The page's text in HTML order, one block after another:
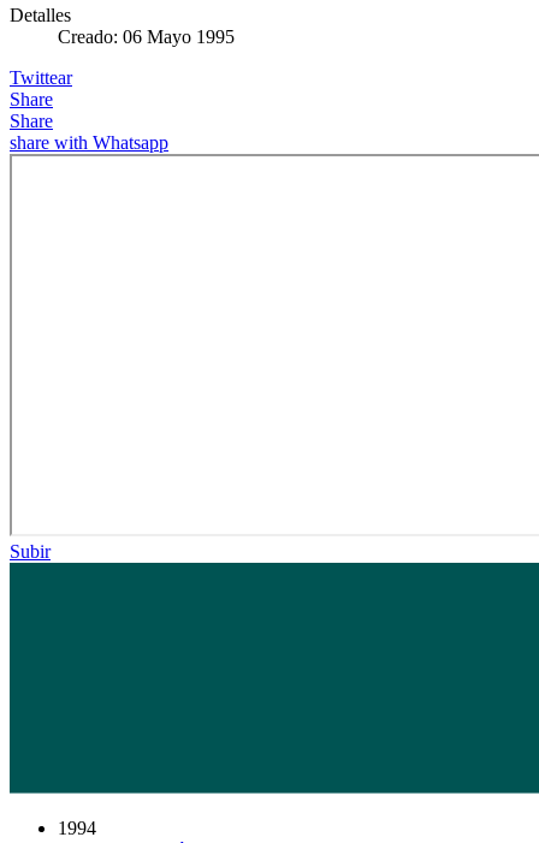
Detalles
Creado: 06 Mayo 1995
Twittear
Share
Share
share with Whatsapp
Subir
1994